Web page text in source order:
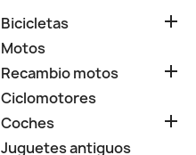
Bicicletas 
Motos
Recambio motos

Ciclomotores
Coches

Juguetes antiguos